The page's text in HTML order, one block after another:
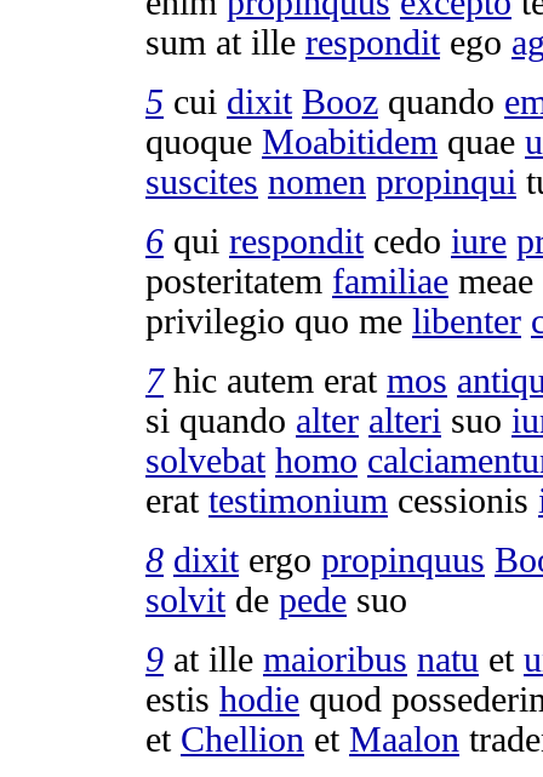
sum at ille responditego
5 cui dixit Booz quando
quoque Moabitidem quae
suscites nomen propinqui
6 qui respondit cedo iure
posteritatem familiae meae
privilegio quo me libenter
7hic autem erat mos
si quando alter alteri suo
solvebat homo
erat testimonium cessionis
8 dixitergo propinquus
solvitde pede suo
9 at ille maioribus natu et
estis hodie quod
et Chellion et Maalon